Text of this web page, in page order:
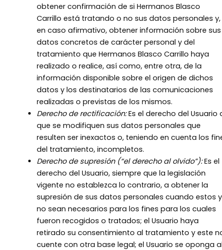
obtener confirmación de si Hermanos Blasco
Carrillo está tratando o no sus datos personales y,
en caso afirmativo, obtener información sobre sus
datos concretos de carácter personal y del
tratamiento que Hermanos Blasco Carrillo haya
realizado o realice, así como, entre otra, de la
información disponible sobre el origen de dichos
datos y los destinatarios de las comunicaciones
realizadas o previstas de los mismos.
Derecho de rectificación:Es el derecho del Usuario
que se modifiquen sus datos personales que
resulten ser inexactos o, teniendo en cuenta los
del tratamiento, incompletos.
Derecho de supresión (“el derecho al olvido”):Es el
derecho del Usuario, siempre que la legislación
vigente no establezca lo contrario, a obtener la
supresión de sus datos personales cuando estos
no sean necesarios para los fines para los cuales
fueron recogidos o tratados; el Usuario haya
retirado su consentimiento al tratamiento y este
cuente con otra base legal; el Usuario se oponga